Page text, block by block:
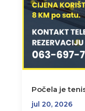
Počela je
jul 20, 2026